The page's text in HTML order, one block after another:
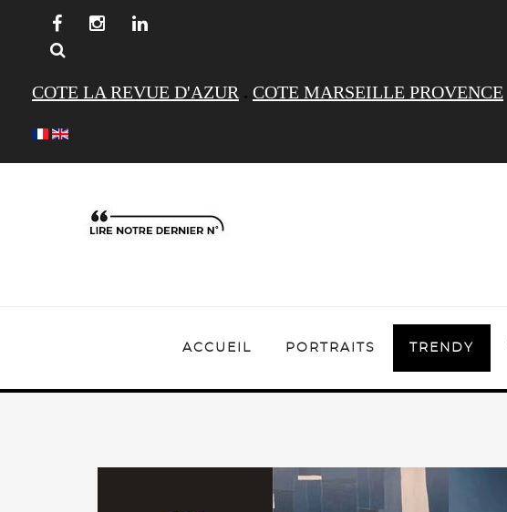
COTE LA REVUE D'AZUR . COTE MARSEILLE PROVENCE
ACCUEIL PORTRAITS TRENDY